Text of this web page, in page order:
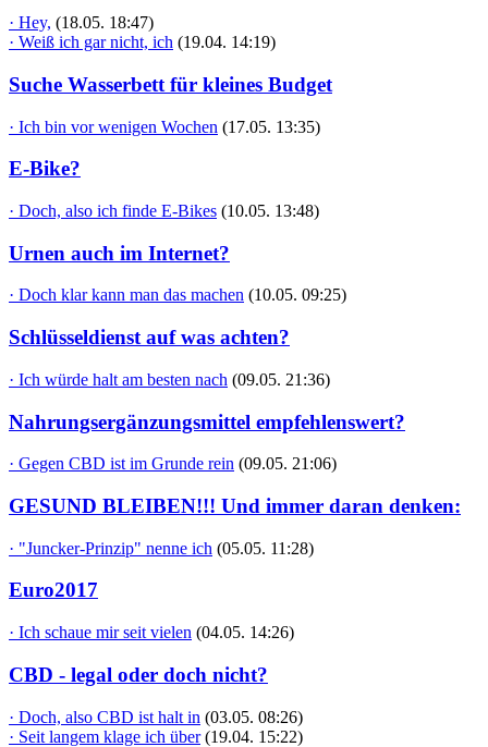
· Hey, (18.05. 18:47)
· Weiß ich gar nicht, ich (19.04. 14:19)
Suche Wasserbett für kleines Budget
· Ich bin vor wenigen Wochen (17.05. 13:35)
E-Bike?
· Doch, also ich finde E-Bikes (10.05. 13:48)
Urnen auch im Internet?
· Doch klar kann man das machen (10.05. 09:25)
Schlüsseldienst auf was achten?
· Ich würde halt am besten nach (09.05. 21:36)
Nahrungsergänzungsmittel empfehlenswert?
· Gegen CBD ist im Grunde rein (09.05. 21:06)
GESUND BLEIBEN!!! Und immer daran denken:
· "Juncker-Prinzip" nenne ich (05.05. 11:28)
Euro2017
· Ich schaue mir seit vielen (04.05. 14:26)
CBD - legal oder doch nicht?
· Doch, also CBD ist halt in (03.05. 08:26)
· Seit langem klage ich über (19.04. 15:22)